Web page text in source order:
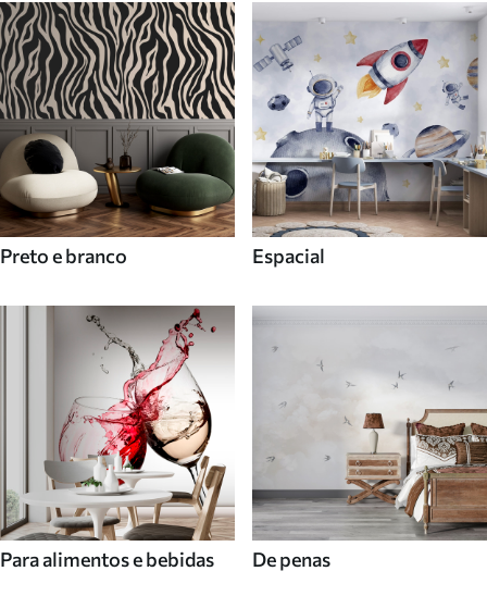
Preto e branco Espacial
Para alimentos e bebidas De penas